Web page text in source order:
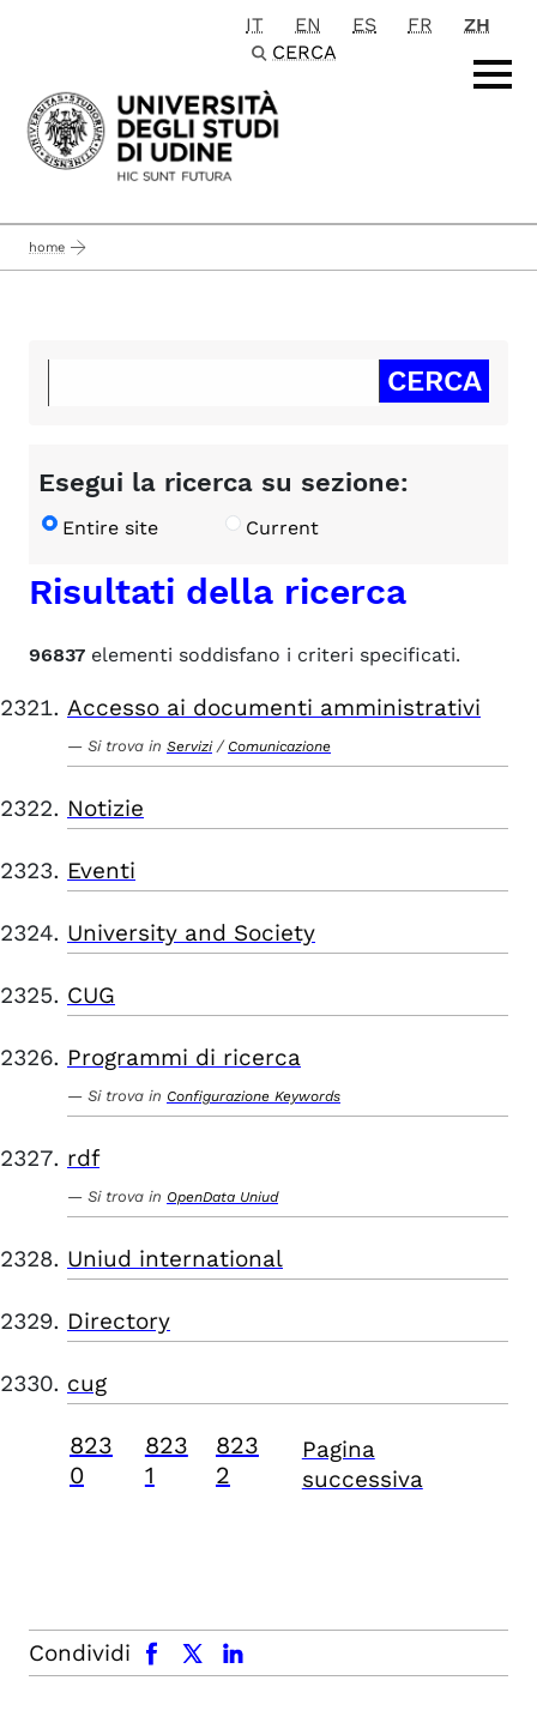
Passa al contenuto principale
IT EN ES FR
ZH
CERCA
home
Esegui la ricerca su sezione:
Entire site Current
Risultati della ricerca
96837 elementi soddisfano i criteri specificati.
Accesso ai documenti amministrativi
Si trova in Servizi / Comunicazione
Notizie
Eventi
University and Society
CUG
Programmi di ricerca
Si trova in Configurazione Keywords
rdf
Si trova in OpenData Uniud
Uniud international
Directory
cug
823
0
823
1
823
2
Pagina
successiva
Condividi
facebook x.com linkedin